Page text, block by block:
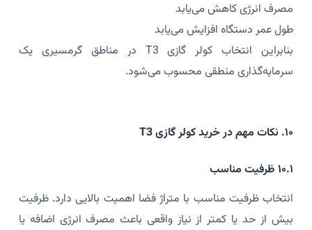
مصرف انرژی کاهش می‌یابد
طول عمر دستگاه افزایش می‌یابد
بنابراین انتخاب کولر گازی T3 در مناطق گرمسیری یک
سرمایه‌گذاری منطقی محسوب می‌شود.
۱۰. نکات مهم در خرید کولر گازی T3
۱۰.۱ ظرفیت مناسب
انتخاب ظرفیت مناسب با متراژ فضا اهمیت بالایی دارد. ظرفیت
بیش از حد یا کمتر از نیاز واقعی باعث مصرف انرژی اضافه یا